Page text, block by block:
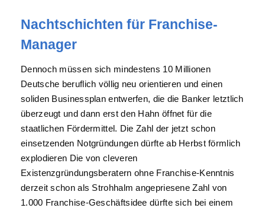
Nachtschichten für Franchise-
Manager
Dennoch müssen sich mindestens 10 Millionen
Deutsche beruflich völlig neu orientieren und einen
soliden Businessplan entwerfen, die die Banker letztlich
überzeugt und dann erst den Hahn öffnet für die
staatlichen Fördermittel. Die Zahl der jetzt schon
einsetzenden Notgründungen dürfte ab Herbst förmlich
explodieren Die von cleveren
Existenzgründungsberatern ohne Franchise-Kenntnis
derzeit schon als Strohhalm angepriesene Zahl von
1.000 Franchise-Geschäftsidee dürfte sich bei einem